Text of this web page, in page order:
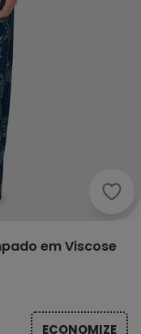
em Viscose
ECONOMIZE